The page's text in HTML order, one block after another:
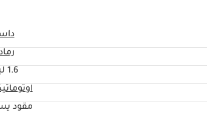
1.6 ليتر
مقود